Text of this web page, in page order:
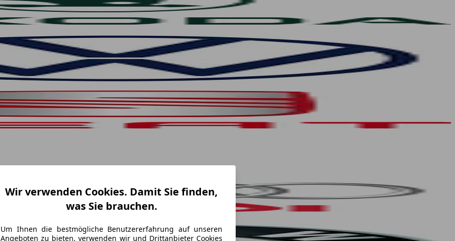
Wir verwenden Cookies. Damit Sie finden,
was Sie brauchen.
Um Ihnen die bestmögliche Benutzererfahrung auf unseren
Angeboten zu bieten, verwenden wir und Drittanbieter Cookies